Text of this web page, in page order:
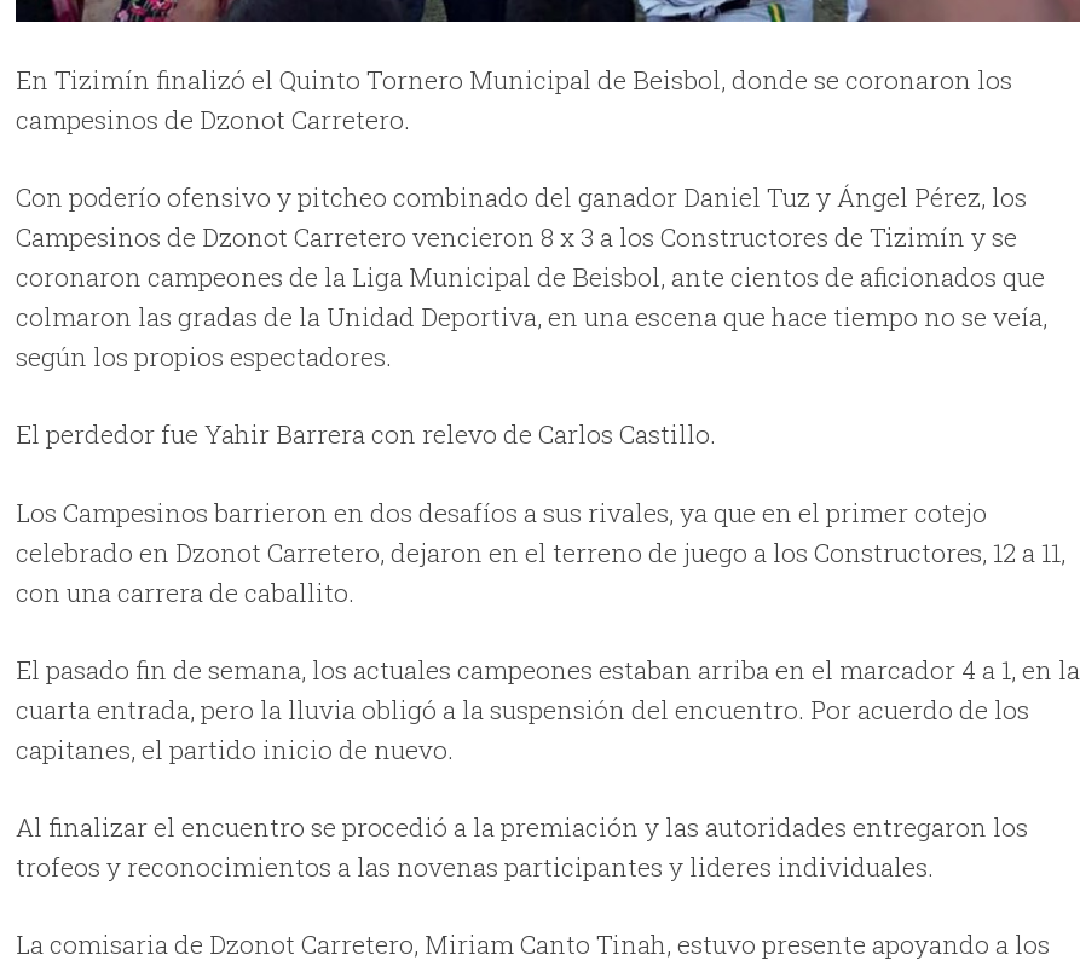
En Tizimín finalizó el Quinto Tornero Municipal de Beisbol, donde se coronaron los
campesinos de Dzonot Carretero.
Con poderío ofensivo y pitcheo combinado del ganador Daniel Tuz y Ángel Pérez, los
Campesinos de Dzonot Carretero vencieron 8 x 3 a los Constructores de Tizimín y se
coronaron campeones de la Liga Municipal de Beisbol, ante cientos de aficionados que
colmaron las gradas de la Unidad Deportiva, en una escena que hace tiempo no se veía,
según los propios espectadores.
El perdedor fue Yahir Barrera con relevo de Carlos Castillo.
Los Campesinos barrieron en dos desafíos a sus rivales, ya que en el primer cotejo
celebrado en Dzonot Carretero, dejaron en el terreno de juego a los Constructores, 12 a 11,
con una carrera de caballito.
El pasado fin de semana, los actuales campeones estaban arriba en el marcador 4 a 1, en la
cuarta entrada, pero la lluvia obligó a la suspensión del encuentro. Por acuerdo de los
capitanes, el partido inicio de nuevo.
Al finalizar el encuentro se procedió a la premiación y las autoridades entregaron los
trofeos y reconocimientos a las novenas participantes y lideres individuales.
La comisaria de Dzonot Carretero, Miriam Canto Tinah, estuvo presente apoyando a los